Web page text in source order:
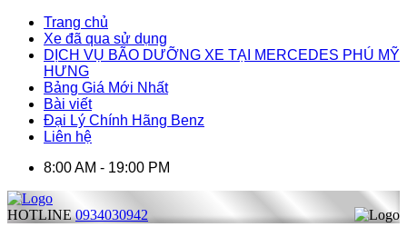
Trang chủ
Xe đã qua sử dụng
DỊCH VỤ BÃO DƯỠNG XE TẠI MERCEDES PHÚ MỸ
HƯNG
Bảng Giá Mới Nhất
Bài viết
Đại Lý Chính Hãng Benz
Liên hệ
8:00 AM - 19:00 PM
HOTLINE0934030942